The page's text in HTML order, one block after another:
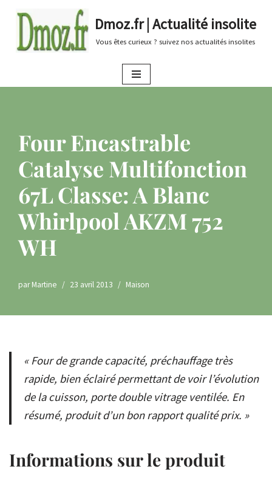
au
Dmoz.fr | Actualité insolite
Vous êtes curieux ? suivez nos actualités insolites
Four Encastrable
Catalyse Multifonction
67L Classe: A Blanc
Whirlpool AKZM 752
WH
parMartine 23 avril 2013 Maison
« Four de grande capacité, préchauffage très
rapide, bien éclairé permettant de voir l’évolution
de la cuisson, porte double vitrage ventilée. En
résumé, produit d’un bon rapport qualité prix. »
Informations sur le produit